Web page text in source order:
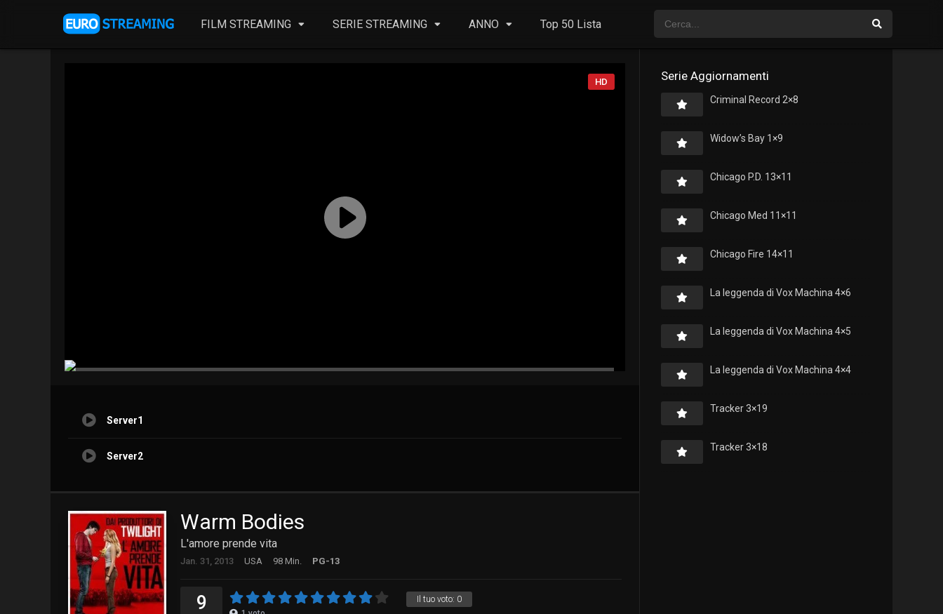
FILM STREAMING SERIE STREAMING ANNO Top 50 Lista
HD
Server1
Server2
Warm Bodies
L'amore prende vita
Jan. 31, 2013 USA 98 Min. PG-13
Il tuo voto: 0
9
Serie Aggiornamenti
Criminal Record 2×8
Widow’s Bay 1×9
Chicago P.D. 13×11
Chicago Med 11×11
Chicago Fire 14×11
La leggenda di Vox Machina 4×6
La leggenda di Vox Machina 4×5
La leggenda di Vox Machina 4×4
Tracker 3×19
Tracker 3×18